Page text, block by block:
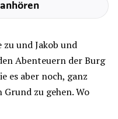
zu und Jakob und
Abenteuern der Burg
es aber noch, ganz
zu gehen. Wo